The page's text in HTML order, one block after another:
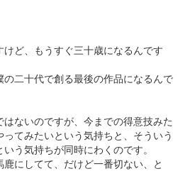
けど、もうすぐ三十歳になるんです
の二十代で創る最後の作品になるんで
はないのですが、今までの得意技みた
ってみたいという気持ちと、そういう
う気持ちが同時にわくのです。
にしてて、だけど一番切ない、と